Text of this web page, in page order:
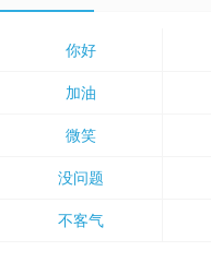
你好
加油
微笑
没问题
不客气